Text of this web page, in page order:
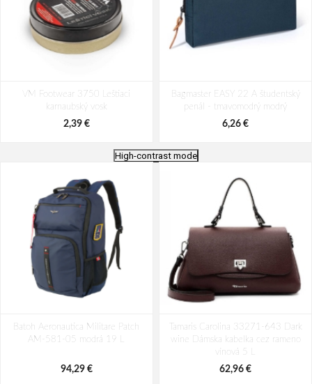
VM Footwear 3750 Leštiaci
karnaubský vosk
2,39 €
Bagmaster EASY 22 A študentský
penál - tmavomodrý modrý
6,26 €
AM-580-05 modrá 22 L
Rosé 35 l
49,10 €
High-contrast mode
Batoh Aeronautica Militare Patch
AM-581-05 modrá 19 L
94,29 €
Tamaris Carolina 33271-643 Dark
wine Dámska kabelka cez rameno
vínová 5 L
62,96 €